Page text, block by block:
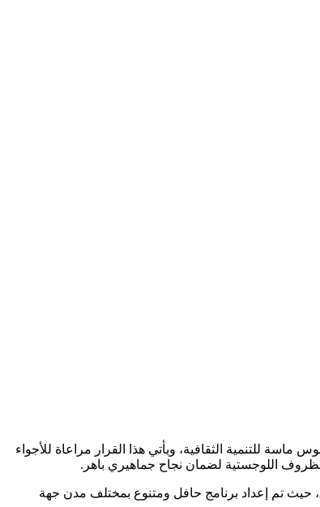
للتنمية الثقافية، ويأتي هذا القرار مراعاة للأجواء
وأوضحت إدارة الكرنفال، في بلاغ رسمي، أن الجمهور سيكون على موعد مع فعاليات هذه الدورة المتميزة في الفترة الممتدة من 9 إلى 12 يونيو 2026، حيث تم إعداد برنامج حافل ومتنوع بمختلف مدن جهة